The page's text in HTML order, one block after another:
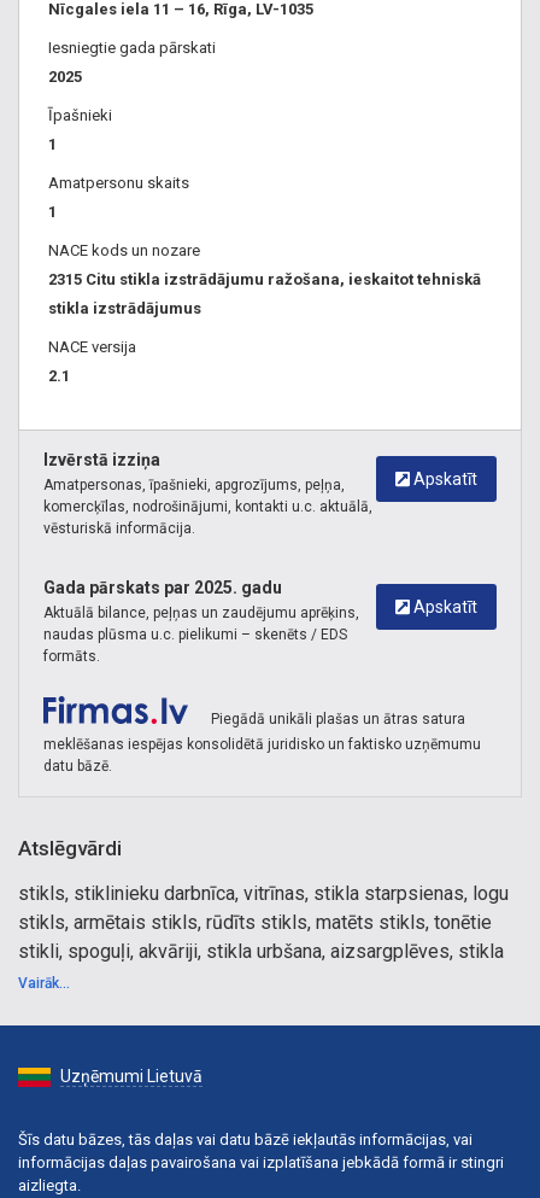
Nīcgales iela 11 – 16, Rīga, LV-1035
Iesniegtie gada pārskati
2025
Īpašnieki
1
Amatpersonu skaits
1
NACE kods un nozare
2315 Citu stikla izstrādājumu ražošana, ieskaitot tehniskā
stikla izstrādājumus
NACE versija
2.1
Apskatīt
Izvērstā izziņa
Amatpersonas, īpašnieki, apgrozījums, peļņa,
komercķīlas, nodrošinājumi, kontakti u.c. aktuālā,
vēsturiskā informācija.
Apskatīt
Gada pārskats par 2025. gadu
Aktuālā bilance, peļņas un zaudējumu aprēķins,
naudas plūsma u.c. pielikumi – skenēts / EDS
formāts.
Piegādā unikāli plašas un ātras satura
meklēšanas iespējas konsolidētā juridisko un faktisko uzņēmumu
datu bāzē.
Atslēgvārdi
stikls, stiklinieku darbnīca, vitrīnas, stikla starpsienas, logu
stikls, armētais stikls, rūdīts stikls, matēts stikls, tonētie
stikli, spoguļi, akvāriji, stikla urbšana, aizsargplēves, stikla
plaukti, stikla galdi, stikla durvis, stikla paneļi virtuves
stikla plēves, stikla starpsienas, stikla durvis, stikla paneļi
bezrāmju lodžiju iestiklošana, stikla izstrādājumi, stikla
mēbeles, stikla plēves, stikla starpsienas, bezrāmju
iestiklošana, stikla nomaiņa, stiklinieku darbi, stikla
Vairāk...
Uzņēmumi Lietuvā
Šīs datu bāzes, tās daļas vai datu bāzē iekļautās informācijas, vai
informācijas daļas pavairošana vai izplatīšana jebkādā formā ir stingri
aizliegta.